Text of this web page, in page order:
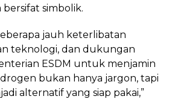
simbolik.
jauh keterlibatan
teknologi, dan dukungan
ESDM untuk menjamin
bukan hanya jargon, tapi
alternatif yang siap pakai,”